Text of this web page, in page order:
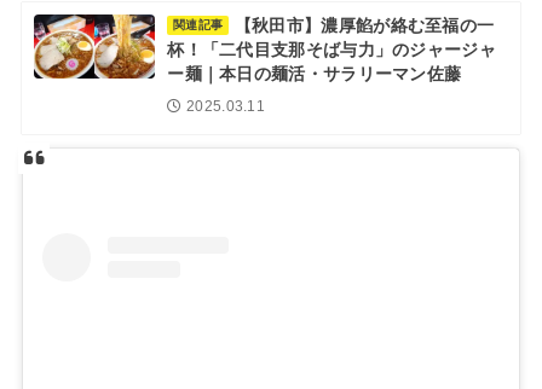
関連記事
【秋田市】濃厚餡が絡む至福の一
杯！「二代目支那そば与力」のジャージャ
ー麺｜本日の麺活・サラリーマン佐藤
2025.03.11